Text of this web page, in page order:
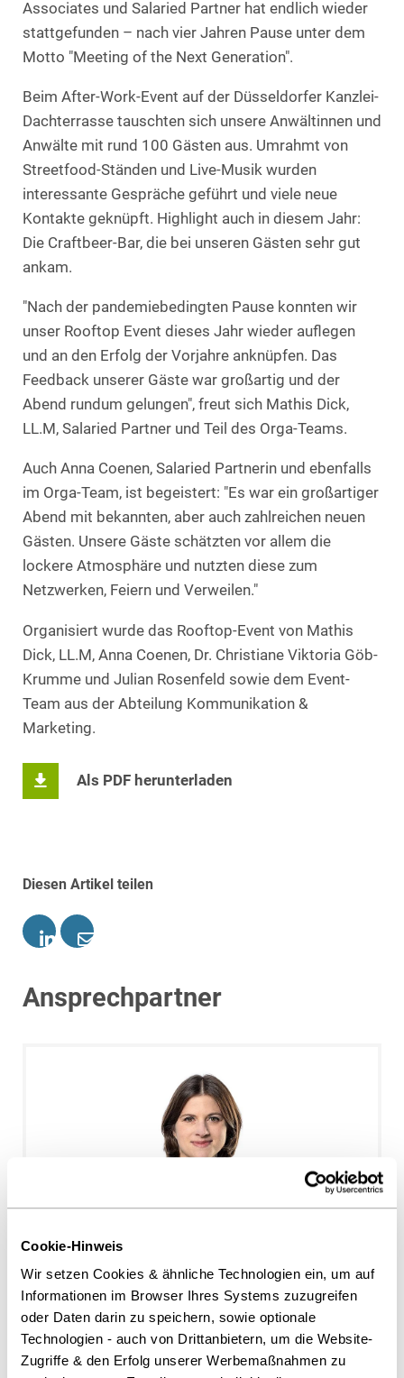
Cookie-Hinweis
Wir setzen Cookies & ähnliche Technologien ein, um auf
Informationen im Browser Ihres Systems zuzugreifen
oder Daten darin zu speichern, sowie optionale
Technologien - auch von Drittanbietern, um die Website-
Zugriffe & den Erfolg unserer Werbemaßnahmen zu
Associates und Salaried Partner hat endlich wieder
stattgefunden – nach vier Jahren Pause unter dem
Motto "Meeting of the Next Generation".
Beim After-Work-Event auf der Düsseldorfer Kanzlei-
Dachterrasse tauschten sich unsere Anwältinnen und
Anwälte mit rund 100 Gästen aus. Umrahmt von
Streetfood-Ständen und Live-Musik wurden
interessante Gespräche geführt und viele neue
Kontakte geknüpft. Highlight auch in diesem Jahr:
Die Craftbeer-Bar, die bei unseren Gästen sehr gut
ankam.
"Nach der pandemiebedingten Pause konnten wir
unser Rooftop Event dieses Jahr wieder auflegen
und an den Erfolg der Vorjahre anknüpfen. Das
Feedback unserer Gäste war großartig und der
Abend rundum gelungen", freut sich Mathis Dick,
LL.M, Salaried Partner und Teil des Orga-Teams.
Auch Anna Coenen, Salaried Partnerin und ebenfalls
im Orga-Team, ist begeistert: "Es war ein großartiger
Abend mit bekannten, aber auch zahlreichen neuen
Gästen. Unsere Gäste schätzten vor allem die
lockere Atmosphäre und nutzten diese zum
Netzwerken, Feiern und Verweilen."
Organisiert wurde das Rooftop-Event von Mathis
Dick, LL.M, Anna Coenen, Dr. Christiane Viktoria Göb-
Krumme und Julian Rosenfeld sowie dem Event-
Team aus der Abteilung Kommunikation &
Marketing.
Als PDF herunterladen
Diesen Artikel teilen
Ansprechpartner
Anna Coenen
Düsseldorf
a.coenen@heuking.de